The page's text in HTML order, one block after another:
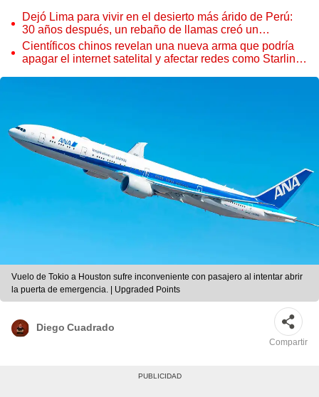
Dejó Lima para vivir en el desierto más árido de Perú:
30 años después, un rebaño de llamas creó un
sorprendente ecosistema
Científicos chinos revelan una nueva arma que podría
apagar el internet satelital y afectar redes como Starlink
Vuelo de Tokio a Houston sufre inconveniente con pasajero al intentar abrir
la puerta de emergencia. | Upgraded Points
Diego Cuadrado
Compartir